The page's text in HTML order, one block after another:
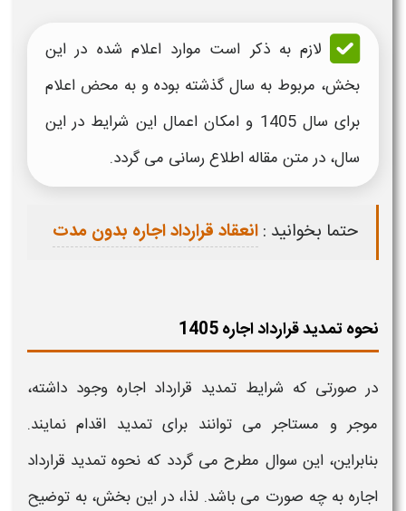
لازم به ذکر است موارد اعلام شده در این
بخش، مربوط به سال گذشته بوده و به محض اعلام
برای سال 1405
و امکان اعمال این شرایط در این
سال، در متن مقاله اطلاع رسانی می گردد.
حتما بخوانید :انعقاد قرارداد اجاره بدون مدت
نحوه تمدید قرارداد اجاره 1405
در صورتی که شرایط تمدید قرارداد اجاره وجود داشته،
موجر و مستاجر می توانند برایتمدید اقدام نمایند.
بنابراین، این سوال مطرح می گردد که نحوه تمدید قرارداد
اجاره به چه صورت می باشد. لذا، در این بخش، به توضیح